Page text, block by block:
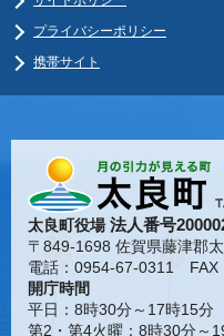
プライバシーポリシー
携帯サイト
太良町役場法人番号
〒849-1698 佐賀県藤津郡
電話：0954-67-0311 FAX
開庁時間
平日：8時30分～17時15分
第2・第4火曜：8時30分～